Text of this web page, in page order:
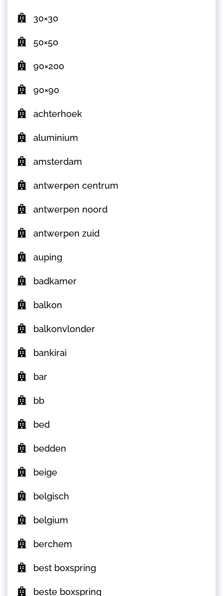
30×30
50×50
90×200
90×90
achterhoek
aluminium
amsterdam
antwerpen centrum
antwerpen noord
antwerpen zuid
auping
badkamer
balkon
balkonvlonder
bankirai
bar
bb
bed
bedden
beige
belgisch
belgium
berchem
best boxspring
beste boxspring